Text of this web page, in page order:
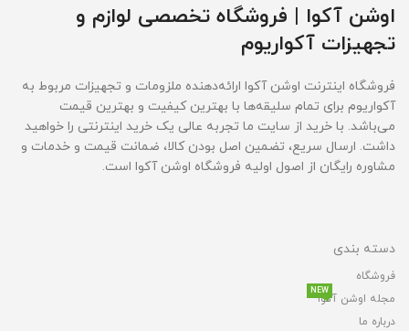
اوشن آکوا | فروشگاه تخصصی لوازم و
تجهیزات آکواریوم
فروشگاه اینترنت اوشن آکوا ارائه‌دهنده ملزومات و تجهیزات مربوط به
آکواریوم برای تمام سلیقه‌ها با بهترین کیفیت و بهترین قیمت‌
می‌باشد. با خرید از سایت ما تجربه عالی یک خرید اینترنتی را خواهید
داشت. ارسال سریع، تضمین اصل بودن کالا، ضمانت قیمت و خدمات و
مشاوره رایگان از اصول اولیه فروشگاه اوشن آکوا است.
دسته بندی
فروشگاه
مجله اوشن آکوا
NEW
درباره ما